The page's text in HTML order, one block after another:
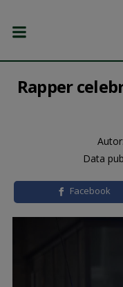
Rapper
Data
Facebook